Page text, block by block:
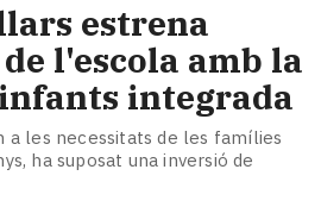
estrena
l'escola amb la
integrada
a les necessitats de les famílies
ha suposat una inversió de